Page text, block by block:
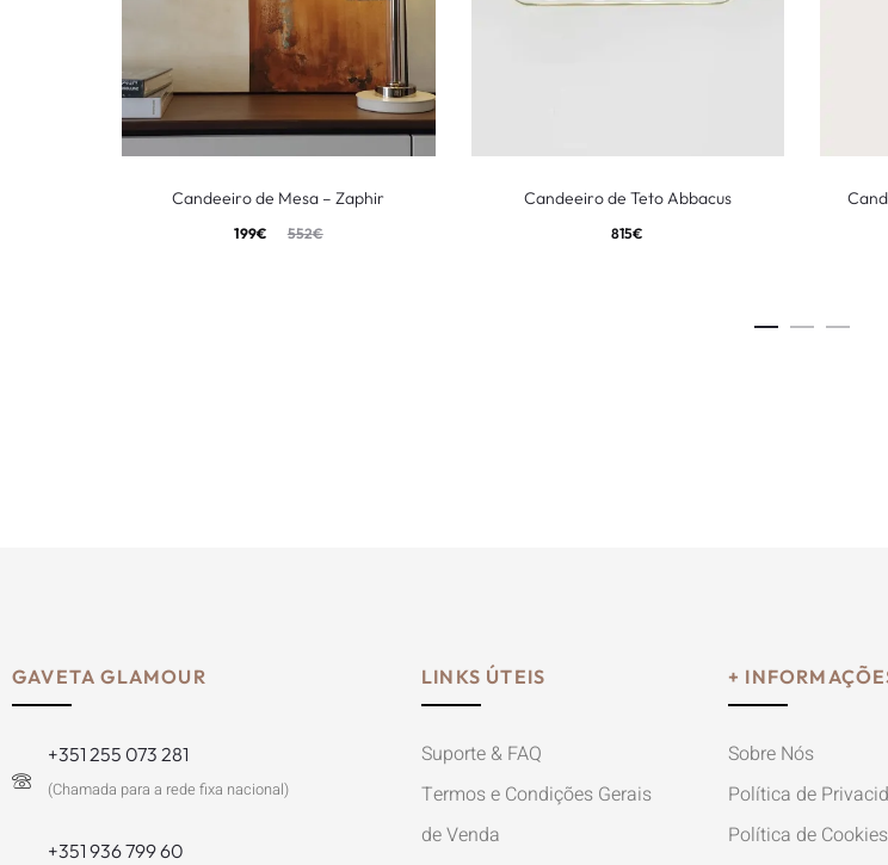
Candeeiro de Mesa – Zaphir
552€
199€
Candeeiro de Teto Abbacus
815€
GAVETA GLAMOUR
+351 255 073 281
(Chamada para a rede fixa nacional)
+351 936 799 60
LINKS ÚTEIS
Suporte & FAQ
Termos e Condições Gerais
de Venda
+
Sobre Nós
Política de
Política de Cookies